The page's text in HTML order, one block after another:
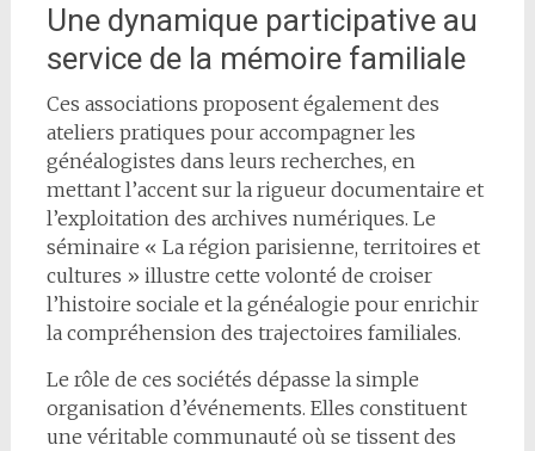
Une dynamique participative au
service de la mémoire familiale
Ces associations proposent également des
ateliers pratiques pour accompagner les
généalogistes dans leurs recherches, en
mettant l’accent sur la rigueur documentaire et
l’exploitation des archives numériques. Le
séminaire « La région parisienne, territoires et
cultures » illustre cette volonté de croiser
l’histoire sociale et la généalogie pour enrichir
la compréhension des trajectoires familiales.
Le rôle de ces sociétés dépasse la simple
organisation d’événements. Elles constituent
une véritable communauté où se tissent des